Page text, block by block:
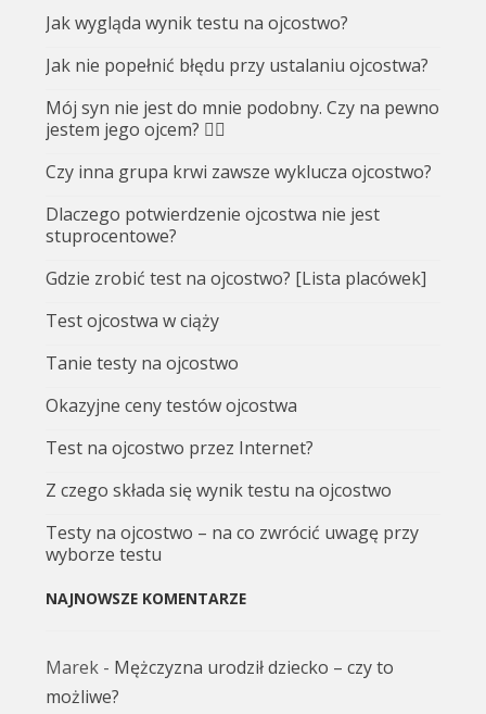
Jak wygląda wynik testu na ojcostwo?
Jak nie popełnić błędu przy ustalaniu ojcostwa?
Mój syn nie jest do mnie podobny. Czy na pewno
jestem jego ojcem? 🤷‍♂️
Czy inna grupa krwi zawsze wyklucza ojcostwo?
Dlaczego potwierdzenie ojcostwa nie jest
stuprocentowe?
Gdzie zrobić test na ojcostwo? [Lista placówek]
Test ojcostwa w ciąży
Tanie testy na ojcostwo
Okazyjne ceny testów ojcostwa
Test na ojcostwo przez Internet?
Z czego składa się wynik testu na ojcostwo
Testy na ojcostwo – na co zwrócić uwagę przy
wyborze testu
NAJNOWSZE KOMENTARZE
Marek - Mężczyzna urodził dziecko – czy to
możliwe?